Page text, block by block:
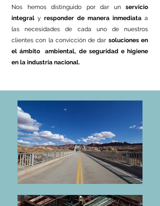
Nos hemos distinguido por dar un servicio
integral y responder de manera inmediata a
las necesidades de cada uno de nuestros
clientes con la convicción de dar soluciones en
el ámbito ambiental, de seguridad e higiene
en la industria nacional.